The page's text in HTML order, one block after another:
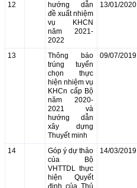
12
hướng dẫn
đề xuất nhiệm
vụ KHCN
năm 2021-
2022
13/01/2020
13
Thông báo
trúng tuyển
chọn thực
hiện nhiệm vụ
KHCn cấp Bộ
năm 2020-
2021 và
hướng dẫn
xây dựng
Thuyết minh
09/07/2019
14
Góp ý dự thảo
của Bộ
VHTTDL thực
hiện Quyết
14/03/2019